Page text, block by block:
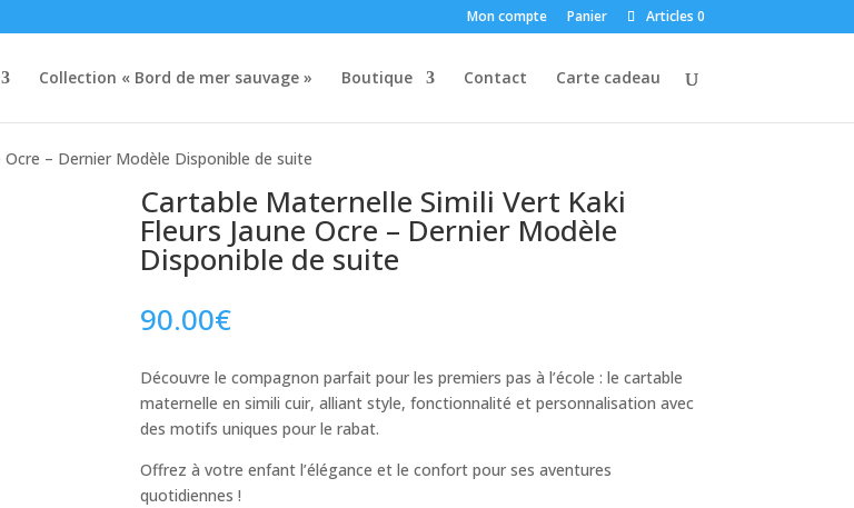
Mon compte Panier Articles 0
Collection « Bord de mer sauvage » Boutique Contact Carte cadeau
– Dernier Modèle Disponible de suite
Cartable Maternelle Simili Vert Kaki
Fleurs Jaune Ocre – Dernier Modèle
Disponible de suite
90.00€
Découvre le compagnon parfait pour les premiers pas à l’école : le cartable
maternelle en simili cuir, alliant style, fonctionnalité et personnalisation avec
des motifs uniques pour le rabat.
Offrez à votre enfant l’élégance et le confort pour ses aventures
quotidiennes !